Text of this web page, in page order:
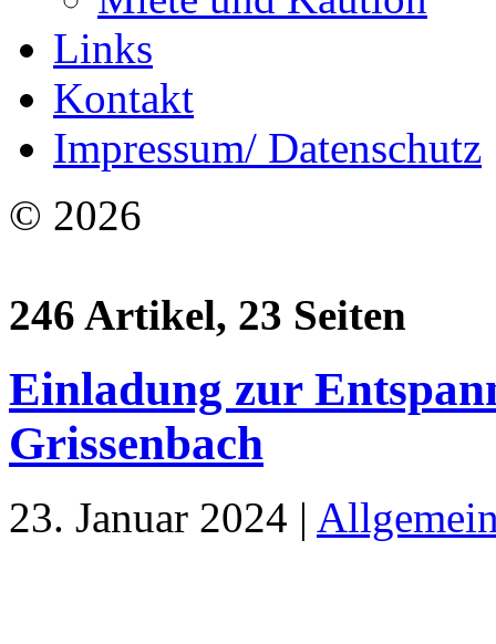
Links
Kontakt
Impressum/ Datenschutz
© 2026
246 Artikel, 23 Seiten
Einladung zur
Grissenbach
23. Januar 2024 |